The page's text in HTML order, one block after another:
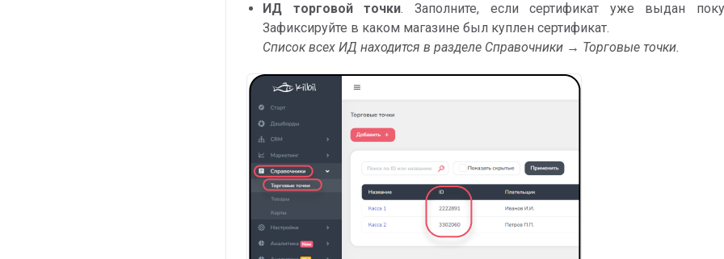
ИД торговой точки. Заполните, если сертификат уже выдан
Зафиксируйте в каком магазине был куплен сертификат.
Список всех ИД находится в разделе Справочники → Торговые точки.